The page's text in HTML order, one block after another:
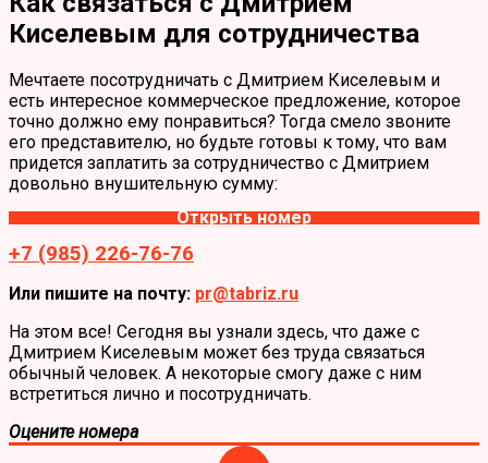
Киселевым для сотрудничества
Мечтаете посотрудничать с Дмитрием Киселевым и
есть интересное коммерческое предложение, которое
точно должно ему понравиться? Тогда смело звоните
его представителю, но будьте готовы к тому, что вам
придется заплатить за сотрудничество с Дмитрием
довольно внушительную сумму:
Открыть номер
+7 (985) 226-76-76
Или пишите на почту: pr@tabriz.ru
На этом все! Сегодня вы узнали здесь, что даже с
Дмитрием Киселевым может без труда связаться
обычный человек. А некоторые смогу даже с ним
встретиться лично и посотрудничать.
Оцените номера